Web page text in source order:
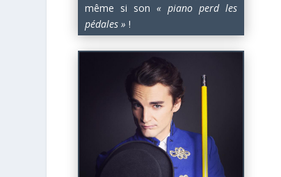
même si son « piano perd les
pédales » !